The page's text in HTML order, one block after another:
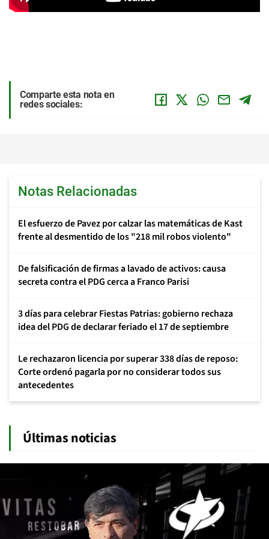
Comparte esta nota en
redes sociales:
Notas Relacionadas
El esfuerzo de Pavez por calzar las matemáticas de Kast
frente al desmentido de los "218 mil robos violento"
De falsificación de firmas a lavado de activos: causa
secreta contra el PDG cerca a Franco Parisi
3 días para celebrar Fiestas Patrias: gobierno rechaza
idea del PDG de declarar feriado el 17 de septiembre
Le rechazaron licencia por superar 338 días de reposo:
Corte ordenó pagarla por no considerar todos sus
antecedentes
Últimas noticias